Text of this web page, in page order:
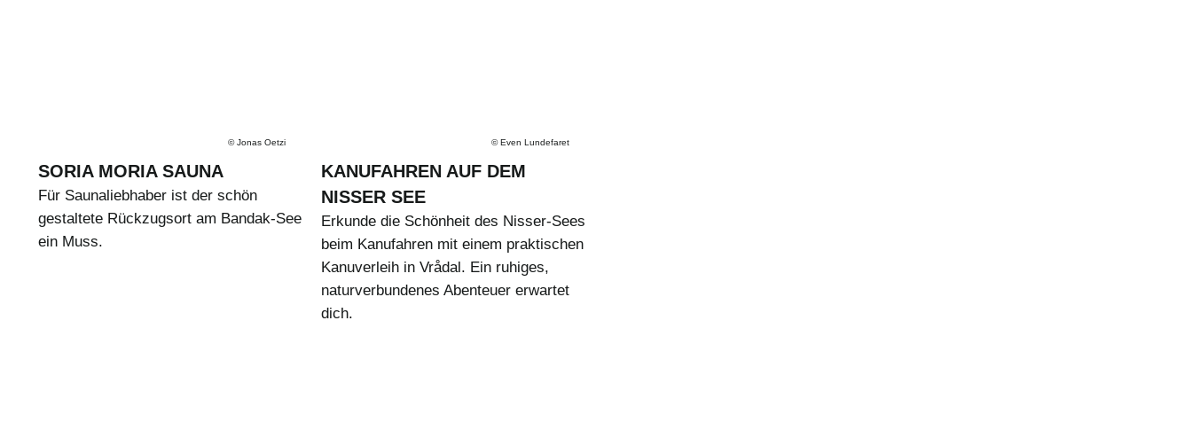
©Jonas Oetzi
SORIA MORIA SAUNA
Für Saunaliebhaber ist der schön
gestaltete Rückzugsort am Bandak-See
ein Muss.
© Even Lundefaret
KANUFAHREN AUF DEM
NISSER SEE
Erkunde die Schönheit des Nisser-Sees
beim Kanufahren mit einem praktischen
Kanuverleih in Vrådal. Ein ruhiges,
naturverbundenes Abenteuer erwartet
dich.